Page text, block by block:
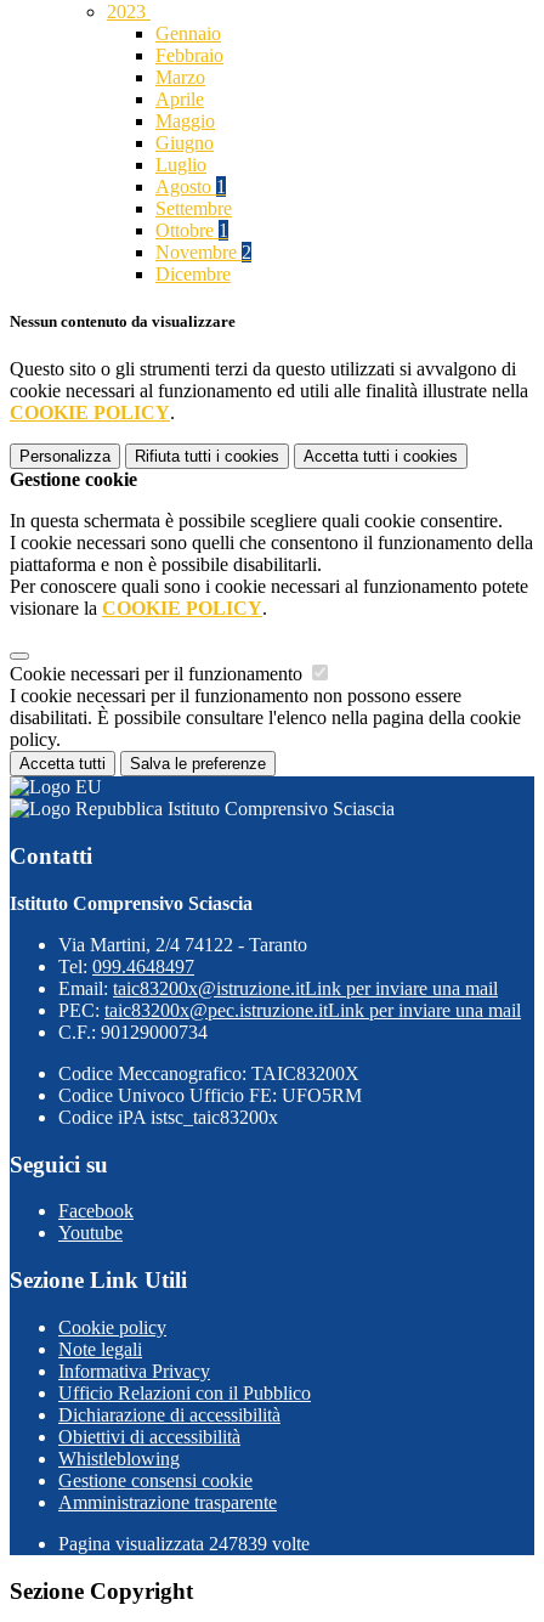
2023
Gennaio
Febbraio
Marzo
Aprile
Maggio
Giugno
Luglio
Agosto 1
Settembre
Ottobre 1
Novembre 2
Dicembre
Nessun contenuto da visualizzare
Questo sito o gli strumenti terzi da questo utilizzati si avvalgono di
cookie necessari al funzionamento ed utili alle finalità illustrate nella
COOKIE POLICY.
Personalizza Rifiuta tutti i cookies Accetta tutti i cookies
Gestione cookie
In questa schermata è possibile scegliere quali cookie consentire.
I cookie necessari sono quelli che consentono il funzionamento della
piattaforma e non è possibile disabilitarli.
Per conoscere quali sono i cookie necessari al funzionamento potete
visionare la COOKIE POLICY.
Cookie necessari per il funzionamento
I cookie necessari per il funzionamento non possono essere
disabilitati. È possibile consultare l'elenco nella pagina della cookie
policy.
Accetta tutti Salva le preferenze
Istituto Comprensivo Sciascia
Contatti
Istituto Comprensivo Sciascia
Via Martini, 2/4 74122 - Taranto
Tel: 099.4648497
Email: taic83200x@istruzione.itLink per inviare una mail
PEC: taic83200x@pec.istruzione.itLink per inviare una mail
C.F.: 90129000734
Codice Meccanografico: TAIC83200X
Codice Univoco Ufficio FE: UFO5RM
Codice iPA istsc_taic83200x
Seguici su
Facebook
Youtube
Sezione Link Utili
Cookie policy
Note legali
Informativa Privacy
Ufficio Relazioni con il Pubblico
Dichiarazione di accessibilità
Obiettivi di accessibilità
Whistleblowing
Gestione consensi cookie
Amministrazione trasparente
Pagina visualizzata 247839 volte
Sezione Copyright